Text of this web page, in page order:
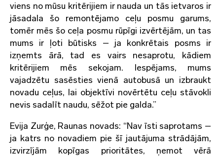
viens no mūsu kritērijiem ir nauda un tās ietvaros ir
jāsadala šo remontējamo ceļu posmu garums,
tomēr mēs šo ceļa posmu rūpīgi izvērtējām, un tas
mums ir ļoti būtisks – ja konkrētais posms ir
izņemts ārā, tad es vairs nesaprotu, kādiem
kritērijiem mēs sekojam. Iespējams, mums
vajadzētu sasēsties vienā autobusā un izbraukt
novadu ceļus, lai objektīvi novērtētu ceļu stāvokli
nevis sadalīt naudu, sēžot pie galda.”
Evija Zurģe, Raunas novads: “Nav īsti saprotams –
ja katrs no novadiem pie šī jautājuma strādājām,
izvirzījām kopīgas prioritātes, ņemot vērā